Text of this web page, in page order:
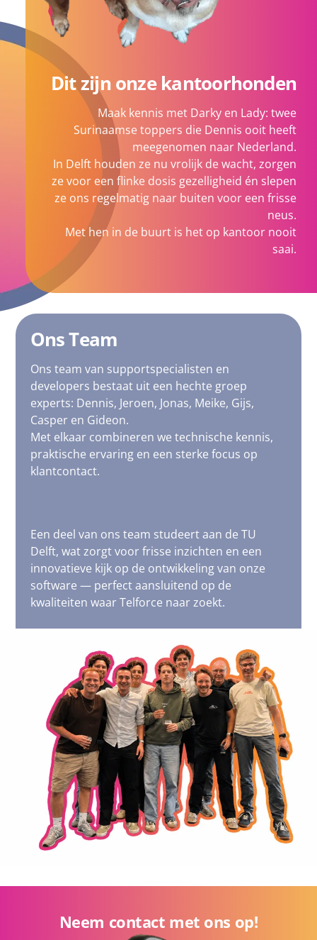
Dit zijn onze kantoorhonden
Maak kennis met Darky en Lady: twee
Surinaamse toppers die Dennis ooit heeft
meegenomen naar Nederland.
In Delft houden ze nu vrolijk de wacht, zorgen
ze voor een flinke dosis gezelligheid én slepen
ze ons regelmatig naar buiten voor een frisse
neus.
Met hen in de buurt is het op kantoor nooit
saai.
Ons Team
Ons team van support­specialisten en
developers bestaat uit een hechte groep
experts: Dennis, Jeroen, Jonas, Meike, Gijs,
Casper en Gideon.
Met elkaar combineren we technische kennis,
praktische ervaring en een sterke focus op
klantcontact.
Een deel van ons team studeert aan de TU
Delft, wat zorgt voor frisse inzichten en een
innovatieve kijk op de ontwikkeling van onze
software — perfect aansluitend op de
kwaliteiten waar Telforce naar zoekt.
Neem contact met ons op!